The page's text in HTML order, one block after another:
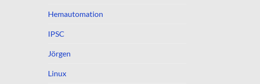
Hemautomation
IPSC
Jörgen
Linux